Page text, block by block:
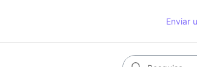
Enviar